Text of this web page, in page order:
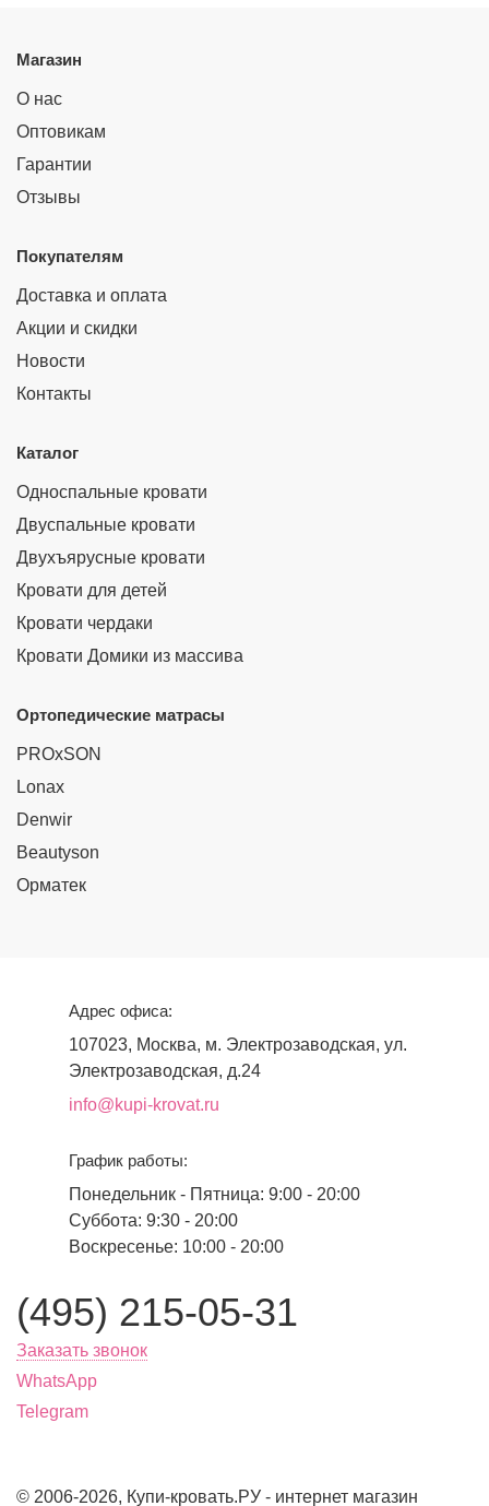
Магазин
О нас
Оптовикам
Гарантии
Отзывы
Покупателям
Доставка и оплата
Акции и скидки
Новости
Контакты
Каталог
Односпальные кровати
Двуспальные кровати
Двухъярусные кровати
Кровати для детей
Кровати чердаки
Кровати Домики из массива
Ортопедические матрасы
PROxSON
Lonax
Denwir
Beautyson
Орматек
Адрес офиса:
107023, Москва, м. Электрозаводская, ул.
Электрозаводская, д.24
info@kupi-krovat.ru
График работы:
Понедельник - Пятница: 9:00 - 20:00
Суббота: 9:30 - 20:00
Воскресенье: 10:00 - 20:00
(495) 215-05-31
Заказать звонок
WhatsApp
Telegram
© 2006-2026, Купи-кровать.РУ - интернет магазин